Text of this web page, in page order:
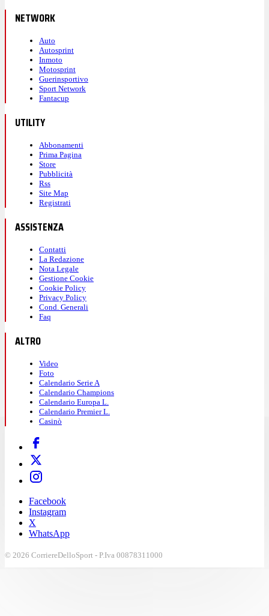
NETWORK
Auto
Autosprint
Inmoto
Motosprint
Guerinsportivo
Sport Network
Fantacup
UTILITY
Abbonamenti
Prima Pagina
Store
Pubblicità
Rss
Site Map
Registrati
ASSISTENZA
Contatti
La Redazione
Nota Legale
Gestione Cookie
Cookie Policy
Privacy Policy
Cond. Generali
Faq
ALTRO
Video
Foto
Calendario Serie A
Calendario Champions
Calendario Europa L.
Calendario Premier L.
Casinò
Facebook
Instagram
X
WhatsApp
© 2026 CorriereDelloSport - P.Iva 00878311000